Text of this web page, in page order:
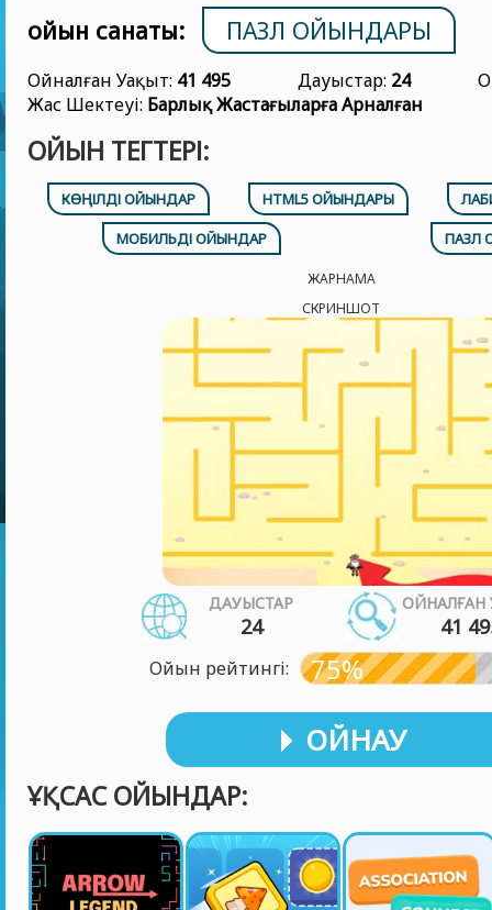
ойын санаты:
ПАЗЛ ОЙЫНДАРЫ
Ойналған Уақыт: 41 495 Дауыстар: 24
Жас Шектеуі: Барлық Жастағыларға Арналған
ОЙЫН ТЕГТЕРІ:
КӨҢІЛДІ ОЙЫНДАР HTML5 ОЙЫНДАРЫ
МОБИЛЬДІ ОЙЫНДАР
ПАЗЛ
ЖАРНАМА
СКРИНШОТ
ДАУЫСТАР
24
ОЙНАЛҒАН
41
Ойын рейтингі: 75%
ОЙНАУ
ҰҚСАС ОЙЫНДАР: